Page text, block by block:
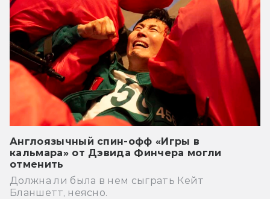
Англоязычный спин-офф «Игры в
кальмара» от Дэвида Финчера могли
отменить
Должна ли была в нем сыграть Кейт
Бланшетт, неясно.